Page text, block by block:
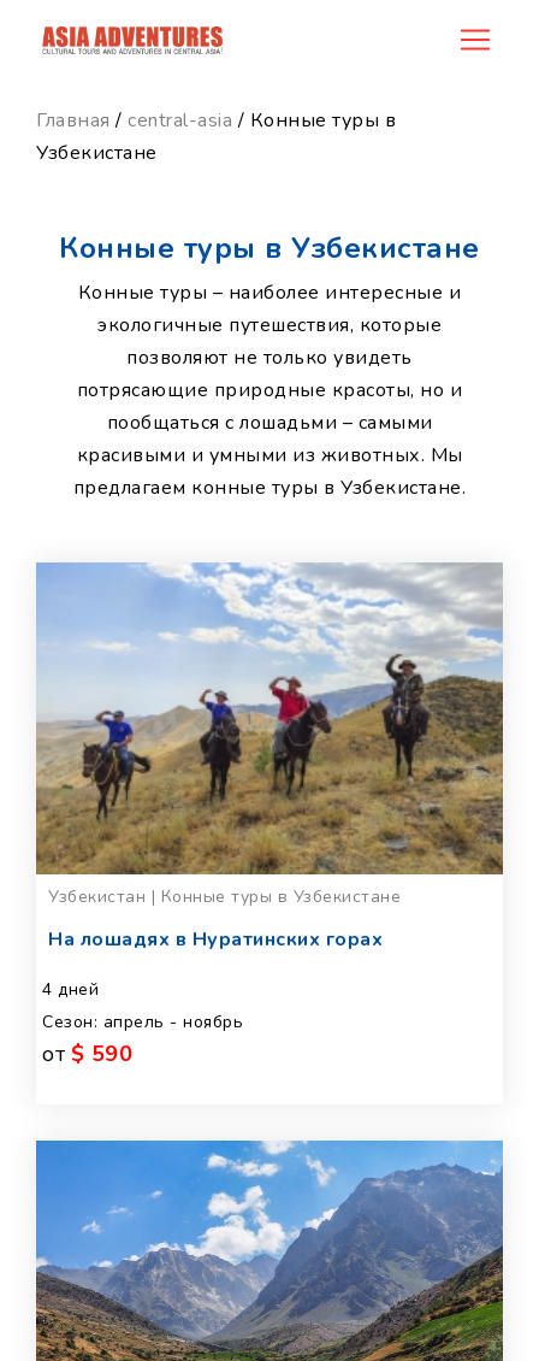
category_id
Главная / central-asia / Конные туры в
Узбекистане
Конные туры в Узбекистане
Конные туры – наиболее интересные и
экологичные путешествия, которые
позволяют не только увидеть
потрясающие природные красоты, но и
пообщаться с лошадьми – самыми
красивыми и умными из животных. Мы
предлагаем конные туры в Узбекистане.
Узбекистан | Конные туры в Узбекистане
На лошадях в Нуратинских горах
4 дней
Сезон: апрель - ноябрь
от $ 590